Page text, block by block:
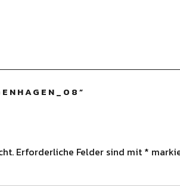
”
Erforderliche Felder sind mit *